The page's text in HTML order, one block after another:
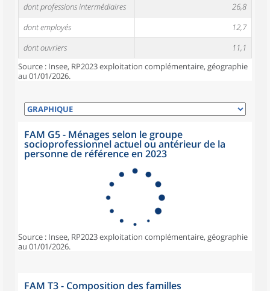
dont professions intermédiaires
26,8
dont employés
12,7
dont ouvriers
11,1
Source : Insee, RP2023 exploitation complémentaire, géographie
au 01/01/2026.
FAM G5 - Ménages selon le groupe
socioprofessionnel actuel ou antérieur de la
personne de référence en 2023
Source : Insee, RP2023 exploitation complémentaire, géographie
au 01/01/2026.
FAM T3 - Composition des familles